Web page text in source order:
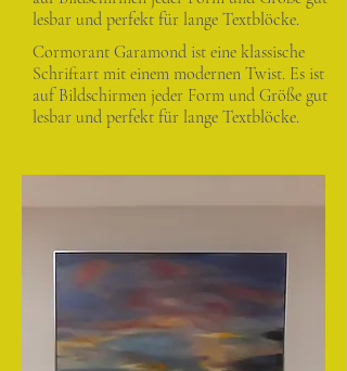
lesbar und perfekt für lange Textblöcke.
Cormorant Garamond ist eine klassische
Schriftart mit einem modernen Twist. Es ist
auf Bildschirmen jeder Form und Größe gut
lesbar und perfekt für lange Textblöcke.